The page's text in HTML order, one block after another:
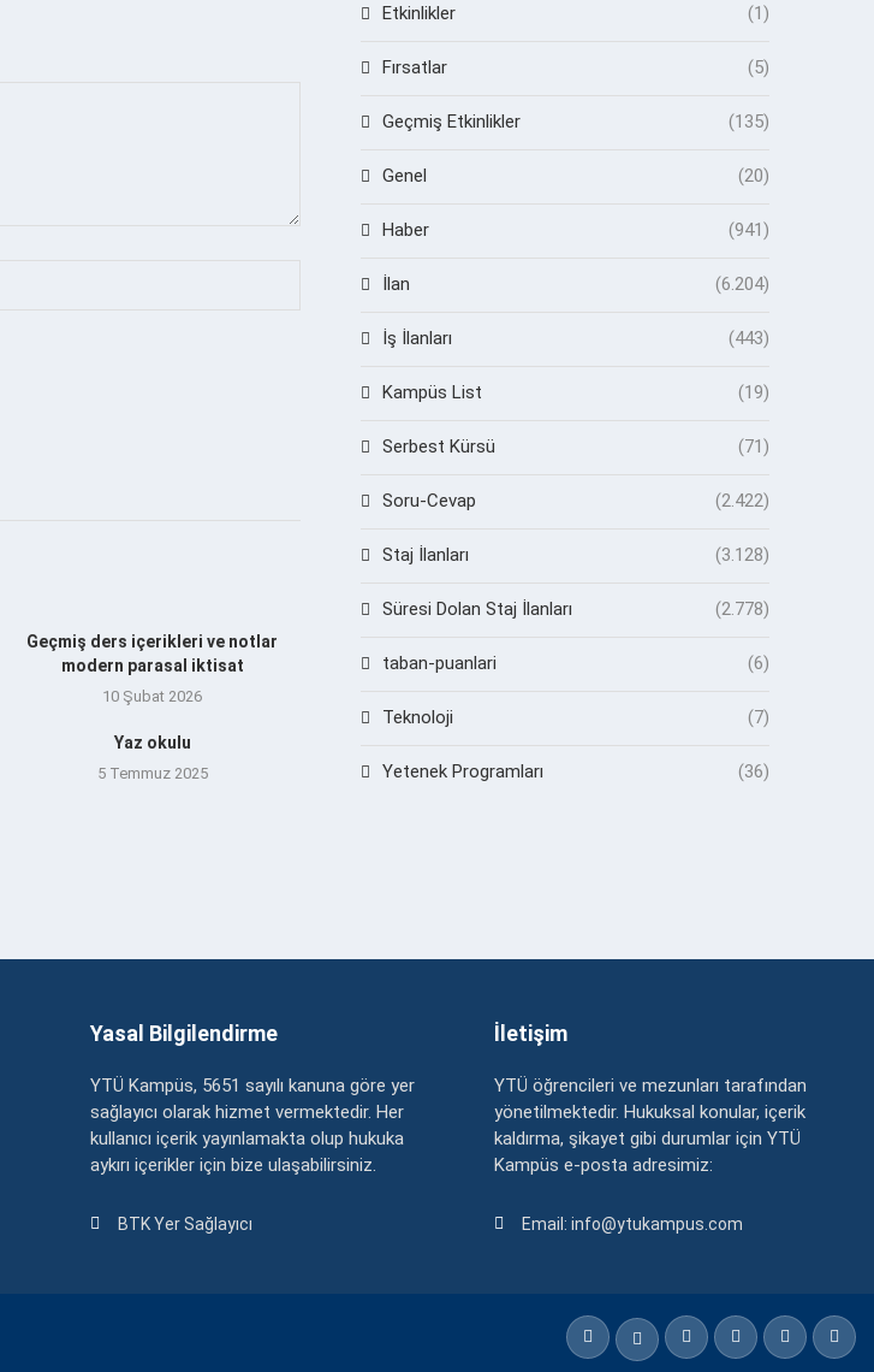
Geçmiş ders içerikleri ve notlar
modern parasal iktisat
10 Şubat 2026
Yaz okulu
5 Temmuz 2025
Etkinlikler (1)
Fırsatlar (5)
Geçmiş Etkinlikler (135)
Genel (20)
Haber (941)
İlan (6.204)
İş İlanları (443)
Kampüs List (19)
Serbest Kürsü (71)
Soru-Cevap (2.422)
Staj İlanları (3.128)
Süresi Dolan Staj İlanları (2.778)
taban-puanlari (6)
Teknoloji (7)
Yetenek Programları (36)
Yasal Bilgilendirme
YTÜ Kampüs, 5651 sayılı kanuna göre yer
sağlayıcı olarak hizmet vermektedir. Her
kullanıcı içerik yayınlamakta olup hukuka
aykırı içerikler için bize ulaşabilirsiniz.
BTK Yer Sağlayıcı
İletişim
YTÜ öğrencileri ve mezunları tarafından
yönetilmektedir. Hukuksal konular, içerik
kaldırma, şikayet gibi durumlar için YTÜ
Kampüs e-posta adresimiz:
Email: info@ytukampus.com